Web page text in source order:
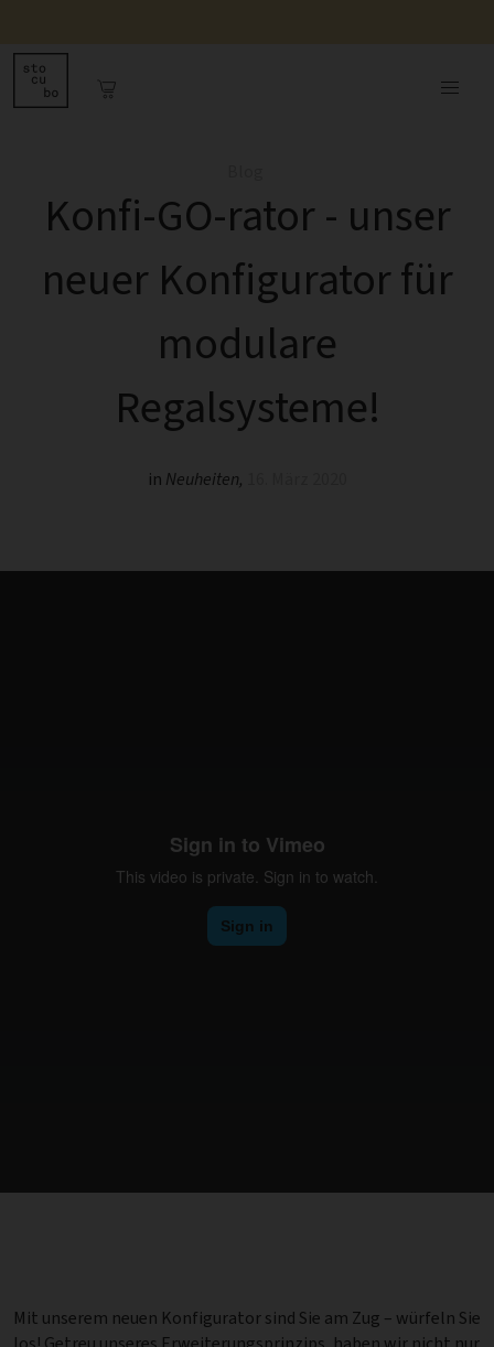
Konfi-GO-rator - unser
neuer Konfigurator für
modulare
Regalsysteme!
in Neuheiten,
Mit unserem neuen Konfigurator sind Sie am Zug – würfeln Sie